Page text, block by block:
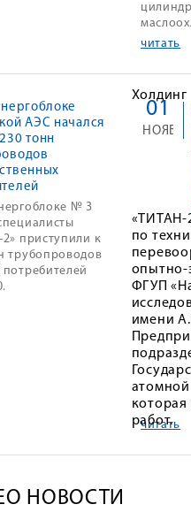
читать
АЭС начался
тонн
№ 3
приступили к
трубопроводов
потребителей
01
НОЯБ
Холдинг
«ТИТАН-
по
опытно-
ФГУП
имени
атомной
которая
работ.
читать
НОВОСТИ